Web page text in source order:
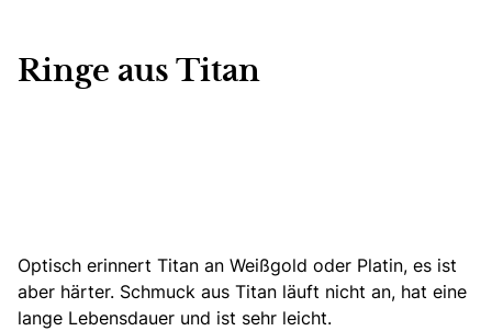
Ringe aus Titan
Optisch erinnert Titan an Weißgold oder Platin, es ist
aber härter. Schmuck aus Titan läuft nicht an, hat eine
lange Lebensdauer und ist sehr leicht.